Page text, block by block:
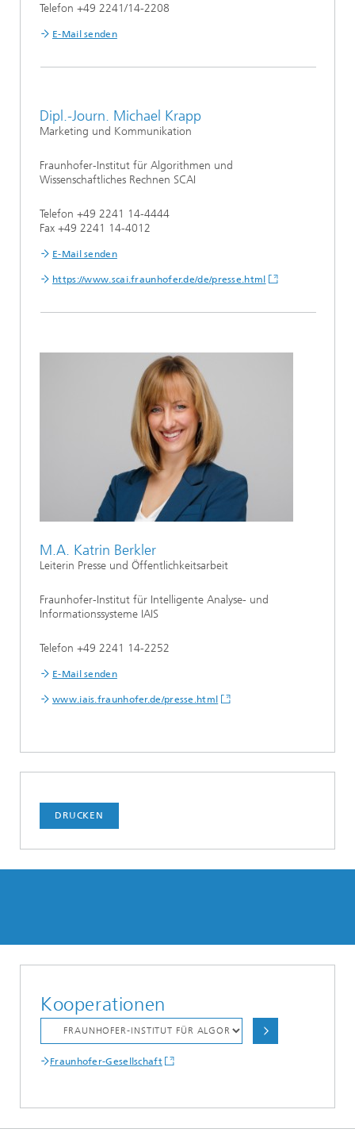
Telefon +49 2241/14-2208
E-Mail senden
Dipl.-Journ. Michael Krapp
Marketing und Kommunikation
Fraunhofer-Institut für Algorithmen und
Wissenschaftliches Rechnen SCAI
Telefon +49 2241 14-4444
Fax +49 2241 14-4012
E-Mail senden
https://www.scai.fraunhofer.de/de/presse.html
M.A. Katrin Berkler
Leiterin Presse und Öffentlichkeitsarbeit
Fraunhofer-Institut für Intelligente Analyse- und
Informationssysteme IAIS
Telefon +49 2241 14-2252
E-Mail senden
www.iais.fraunhofer.de/presse.html
DRUCKEN
Kooperationen
Fraunhofer-Gesellschaft